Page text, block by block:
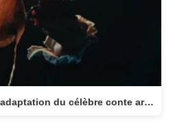
Scrooge : une nouvelle adaptation du célèbre conte arrive au cinéma le 11 novembre